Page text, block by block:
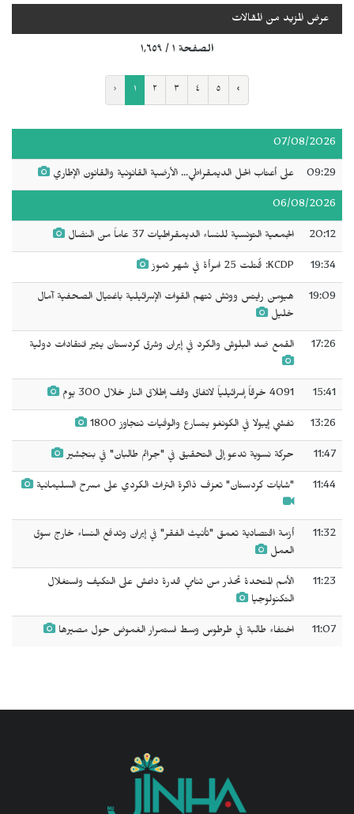
عرض المزيد من المقالات
الصفحة ١ / ١٬٦٥٩
‹ ١ ٢ ٣ ٤ ٥ ›
07/08/2026
09:29 على أعتاب الحل الديمقراطي... الأرضية القانونية والقانون الإطاري
06/08/2026
20:12 الجمعية التونسية للنساء الديمقراطيات 37 عاماً من النضال
19:34 KCDP: قُتلت 25 امرأة في شهر تموز
19:09
هيومن رايتس ووتش تتهم القوات الإسرائيلية باغتيال الصحفية آمال
خليل
17:26 القمع ضد البلوش والكرد في إيران وشرق كردستان يثير انتقادات دولية
15:41 4091 خرقاً إسرائيلياً لاتفاق وقف إطلاق النار خلال 300 يوم
13:26 تفشي إيبولا في الكونغو يتسارع والوفيات تتجاوز 1800
11:47 حركة نسوية تدعو إلى التحقيق في "جرائم طالبان" في بنجشير
11:44 "شابات كردستان" تعزف ذاكرة التراث الكردي على مسرح السليمانية
11:32
أزمة اقتصادية تعمق "تأنيث الفقر" في إيران وتدفع النساء خارج سوق
العمل
11:23
الأمم المتحدة تحذر من تنامي قدرة داعش على التكيف واستغلال
التكنولوجيا
11:07 اختفاء طالبة في طرطوس وسط استمرار الغموض حول مصيرها